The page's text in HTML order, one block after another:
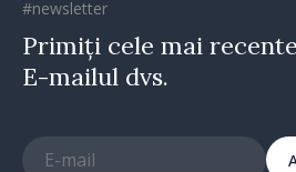
#newsletter
Primiți cele mai
E-mailul dvs.